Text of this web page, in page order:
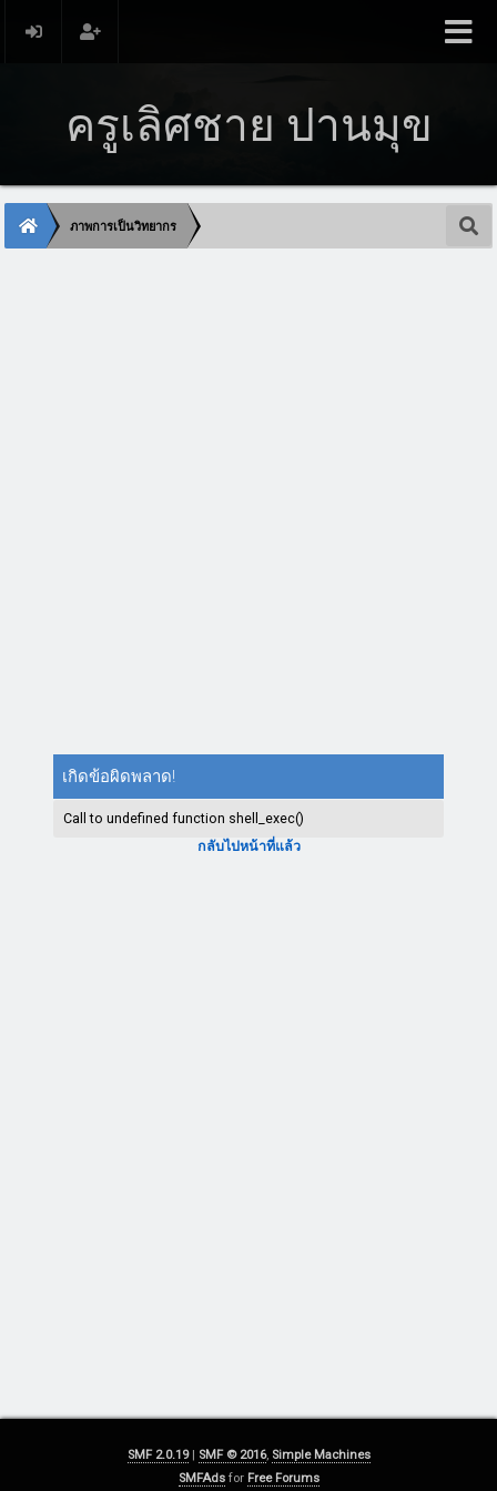
ครูเลิศชาย ปานมุข
ภาพการเป็นวิทยากร
เกิดข้อผิดพลาด!
Call to undefined function shell_exec()
กลับไปหน้าที่แล้ว
SMF 2.0.19| SMF © 2016, Simple Machines
SMFAdsfor Free Forums